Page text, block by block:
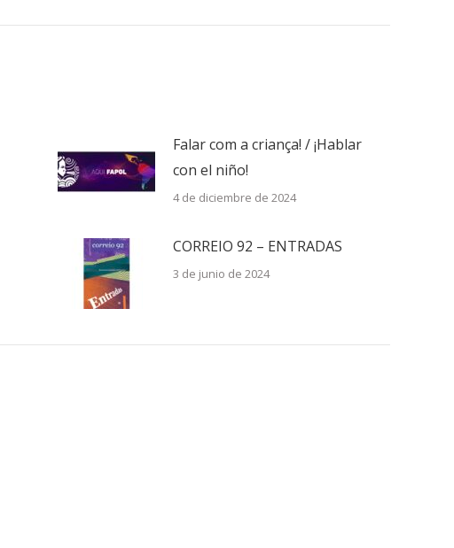
Falar com a criança! / ¡Hablar
con el niño!
4 de diciembre de 2024
CORREIO 92 – ENTRADAS
3 de junio de 2024